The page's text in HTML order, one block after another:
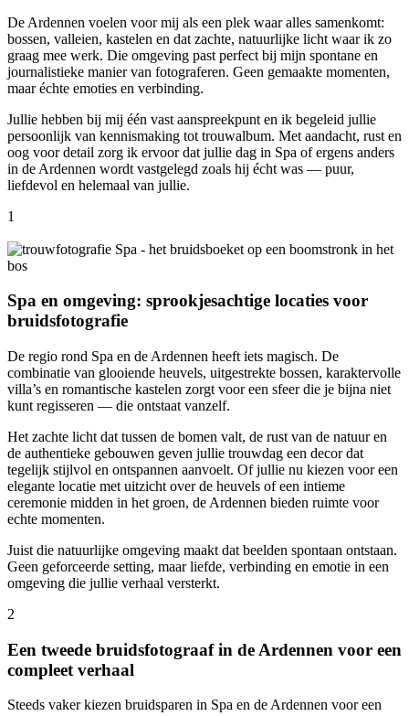
De Ardennen voelen voor mij als een plek waar alles samenkomt:
bossen, valleien, kastelen en dat zachte, natuurlijke licht waar ik zo
graag mee werk. Die omgeving past perfect bij mijn spontane en
journalistieke manier van fotograferen. Geen gemaakte momenten,
maar échte emoties en verbinding.
Jullie hebben bij mij één vast aanspreekpunt en ik begeleid jullie
persoonlijk van kennismaking tot trouwalbum. Met aandacht, rust en
oog voor detail zorg ik ervoor dat jullie dag in Spa of ergens anders
in de Ardennen wordt vastgelegd zoals hij écht was — puur,
liefdevol en helemaal van jullie.
1
Spa en omgeving: sprookjesachtige locaties voor
bruidsfotografie
De regio rond Spa en de Ardennen heeft iets magisch. De
combinatie van glooiende heuvels, uitgestrekte bossen, karaktervolle
villa’s en romantische kastelen zorgt voor een sfeer die je bijna niet
kunt regisseren — die ontstaat vanzelf.
Het zachte licht dat tussen de bomen valt, de rust van de natuur en
de authentieke gebouwen geven jullie trouwdag een decor dat
tegelijk stijlvol en ontspannen aanvoelt. Of jullie nu kiezen voor een
elegante locatie met uitzicht over de heuvels of een intieme
ceremonie midden in het groen, de Ardennen bieden ruimte voor
echte momenten.
Juist die natuurlijke omgeving maakt dat beelden spontaan ontstaan.
Geen geforceerde setting, maar liefde, verbinding en emotie in een
omgeving die jullie verhaal versterkt.
2
Een tweede bruidsfotograaf in de Ardennen voor een
compleet verhaal
Steeds vaker kiezen bruidsparen in Spa en de Ardennen voor een